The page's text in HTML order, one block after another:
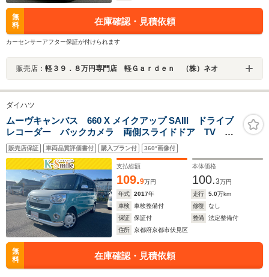
無
料
在庫確認・見積依頼
カーセンサーアフター保証が付けられます
販売店： 軽３９．８万円専門店 軽Ｇａｒｄｅｎ （株）ネオ
ダイハツ
ムーヴキャンバス 660 X メイクアップ SAIII ドライブ
レコーダー バックカメラ 両側スライドドア TV ク
リアランスソナー 衝突被害軽減システム オートマチ
ックハイビーム スマートキー アイドリングストッ
プ 電動格納ミラー CVT ベンチシート
販売店保証 車両品質評価書付 購入プラン付 360°画像付
支払総額
109.9万円
本体価格
100.3万円
年式
2017年 走行 5.0万km
車検
車検整備付 修復
なし
保証
保証付 整備
法定整備付
住所
京都府京都市伏見区
無
料
在庫確認・見積依頼